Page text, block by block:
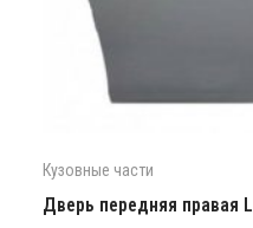
Кузовные части
Дверь передняя правая